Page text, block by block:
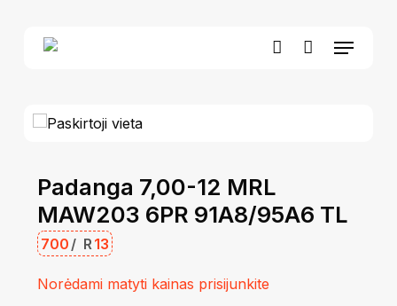
Menu
Close
Cart
Padanga 7,00-12 MRL
MAW203 6PR 91A8/95A6 TL
700 / R 13
Norėdami matyti kainas prisijunkite